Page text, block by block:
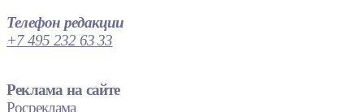
Телефон редакции
+7 495 232 63 33
Реклама на сайте
Росреклама